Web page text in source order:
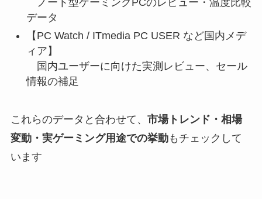
ノート型ゲーミングPCのレビュー・温度比較
データ
【PC Watch / ITmedia PC USER など国内メデ
ィア】
国内ユーザーに向けた実測レビュー、セール
情報の補足
これらのデータと合わせて、 市場トレンド・相場
変動・実ゲーミング用途での挙動もチェックして
います